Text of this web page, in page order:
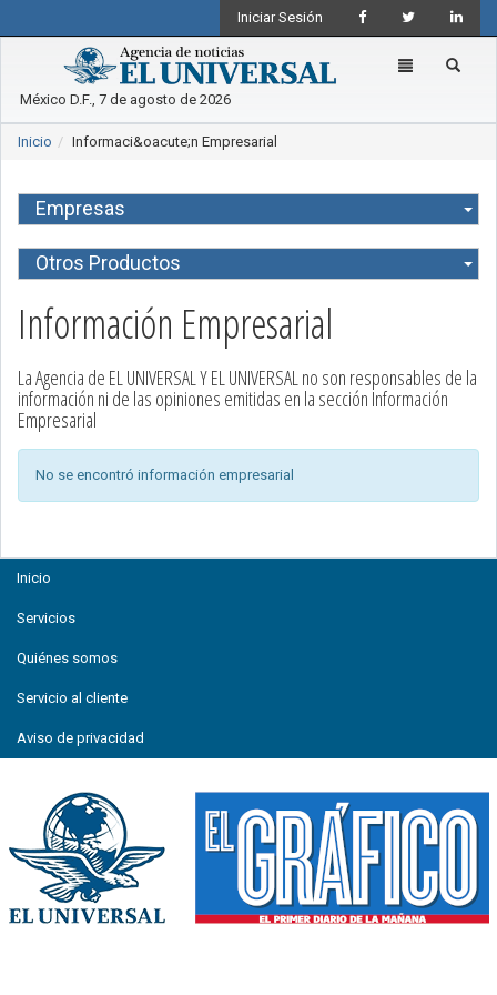
Iniciar Sesión
Toggle
México D.F., 7 de agosto de 2026
Inicio Informaci&oacute;n Empresarial
Empresas
Otros Productos
Información Empresarial
La Agencia de EL UNIVERSAL Y EL UNIVERSAL no son responsables de la
información ni de las opiniones emitidas en la sección Información
Empresarial
No se encontró información empresarial
Inicio
Servicios
Quiénes somos
Servicio al cliente
Aviso de privacidad